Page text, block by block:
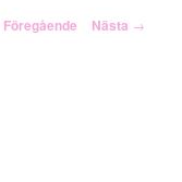
Föregående Nästa →